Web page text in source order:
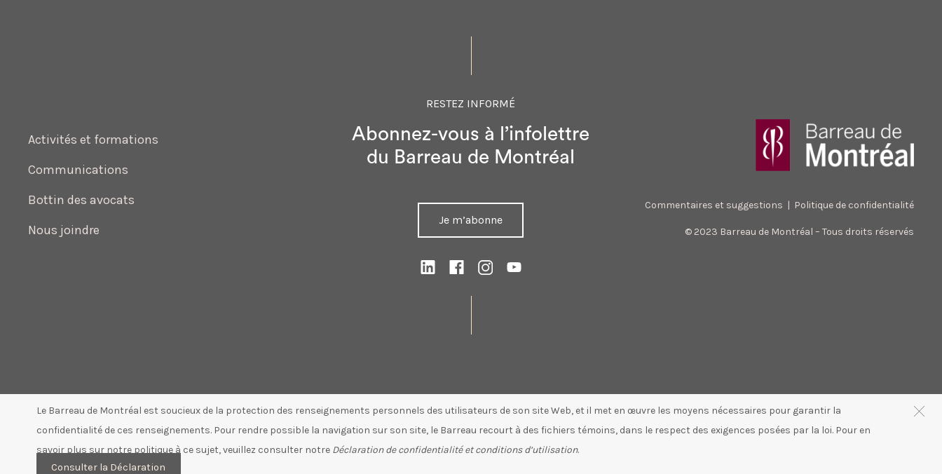
Le Barreau de Montréal est soucieux de la protection des renseignements personnels des utilisateurs de son site Web, et il met en œuvre les moyens nécessaires pour garantir la
confidentialité de ces renseignements. Pour rendre possible la navigation sur son site, le Barreau recourt à des fichiers témoins, dans le respect des exigences posées par la loi. Pour en
savoir plus sur notre politique à ce sujet, veuillez consulter notre Déclaration de confidentialité et conditions d’utilisation.
Consulter la Déclaration
Activités et formations
Communications
Bottin des avocats
Nous joindre
RESTEZ INFORMÉ
Abonnez-vous à l’infolettre
du Barreau de Montréal
Je m’abonne
Commentaires et suggestions | Politique de confidentialité
© 2023 Barreau de Montréal – Tous droits réservés